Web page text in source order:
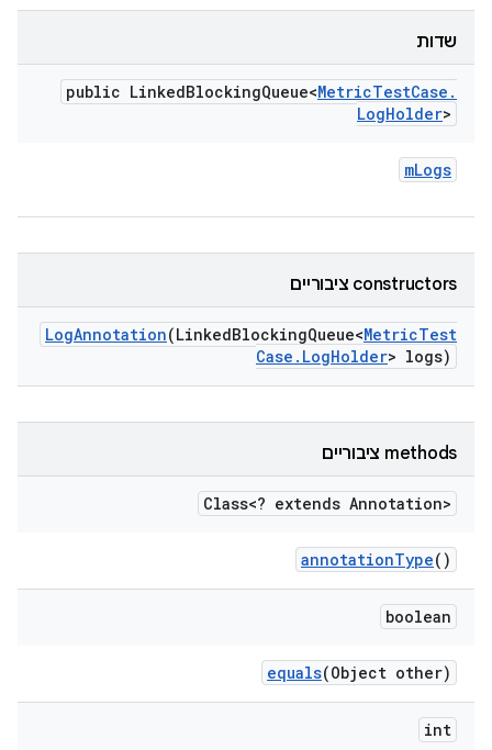
שדות
public LinkedBlockingQueue<MetricTestCase .
LogHolder>
mLogs
‫constructors ציבוריים
LogAnnotation(LinkedBlockingQueue<MetricTest
Case . LogHolder> logs)
‫methods ציבוריים
Class<? extends Annotation>
annotationType()
boolean
equals(Object other)
int